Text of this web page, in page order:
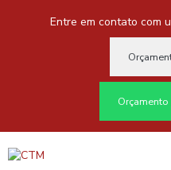
Entre em contato com